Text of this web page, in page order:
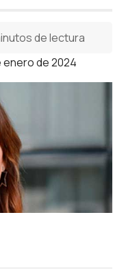
enero de 2024
de lectura